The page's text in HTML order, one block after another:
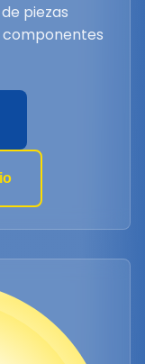
piezas